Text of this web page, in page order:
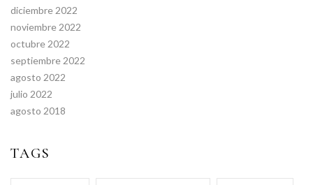
diciembre 2022
noviembre 2022
octubre 2022
septiembre 2022
agosto 2022
julio 2022
agosto 2018
TAGS